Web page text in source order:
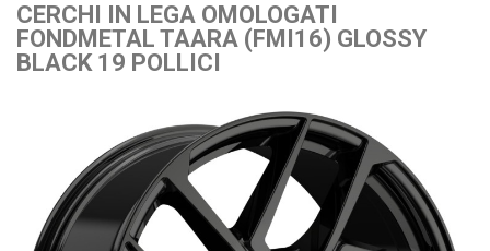
CERCHI IN LEGA OMOLOGATI
FONDMETAL TAARA (FMI16) GLOSSY
BLACK 19 POLLICI